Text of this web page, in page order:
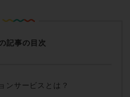
記事の目次
ンサービスとは？